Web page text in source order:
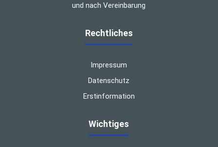
und nach Vereinbarung
Rechtliches
Impressum
Datenschutz
Erstinformation
Wichtiges